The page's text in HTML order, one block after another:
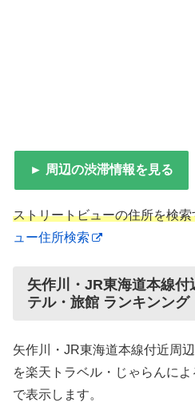
► 周辺の渋滞情報を見る
ストリートビューの住所を検索
ュー住所検索
矢作川・JR東海道本線
テル・旅館 ランキンング
矢作川・JR東海道本線付近周
を楽天トラベル・じゃらんに
で表示します。